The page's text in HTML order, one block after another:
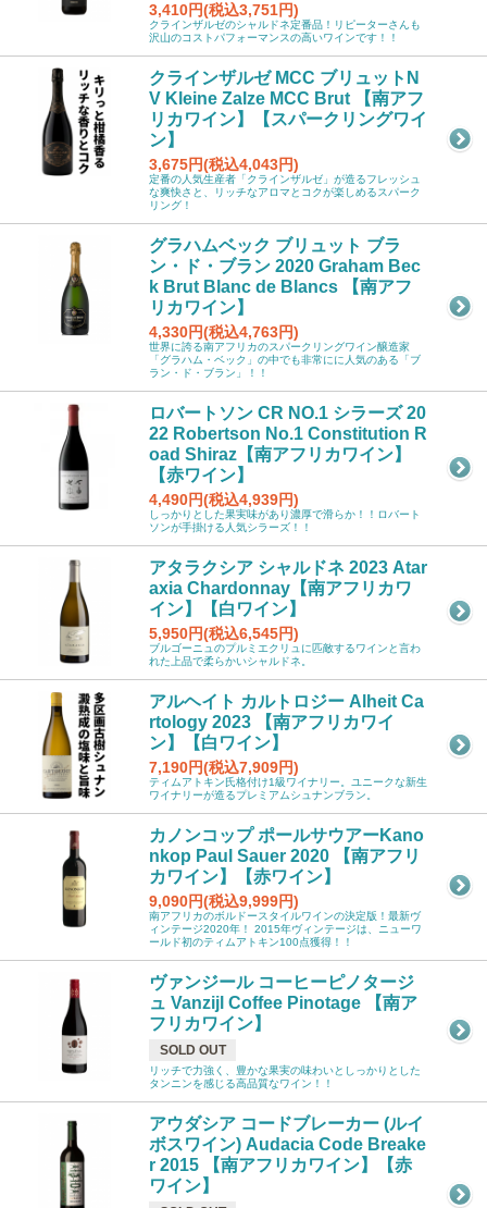
3,410円(税込3,751円)
クラインザルゼのシャルドネ定番品！リピーターさんも
沢山のコストパフォーマンスの高いワインです！！
クラインザルゼ MCC ブリュットN
V Kleine Zalze MCC Brut 【南アフ
リカワイン】【スパークリングワイ
ン】
3,675円(税込4,043円)
定番の人気生産者「クラインザルゼ」が造るフレッシュ
な爽快さと、リッチなアロマとコクが楽しめるスパーク
リング！
グラハムベック ブリュット ブラ
ン・ド・ブラン 2020 Graham Bec
k Brut Blanc de Blancs 【南アフ
リカワイン】
4,330円(税込4,763円)
世界に誇る南アフリカのスパークリングワイン醸造家
「グラハム・ベック」の中でも非常にに人気のある「ブ
ラン・ド・ブラン」！！
ロバートソン CR NO.1 シラーズ 20
22 Robertson No.1 Constitution R
oad Shiraz【南アフリカワイン】
【赤ワイン】
4,490円(税込4,939円)
しっかりとした果実味があり濃厚で滑らか！！ロバート
ソンが手掛ける人気シラーズ！！
アタラクシア シャルドネ 2023 Atar
axia Chardonnay【南アフリカワ
イン】【白ワイン】
5,950円(税込6,545円)
ブルゴーニュのプルミエクリュに匹敵するワインと言わ
れた上品で柔らかいシャルドネ。
アルヘイト カルトロジー Alheit Ca
rtology 2023 【南アフリカワイ
ン】【白ワイン】
7,190円(税込7,909円)
ティムアトキン氏格付け1級ワイナリー。ユニークな新生
ワイナリーが造るプレミアムシュナンブラン。
カノンコップ ポールサウアーKano
nkop Paul Sauer 2020 【南アフリ
カワイン】【赤ワイン】
9,090円(税込9,999円)
南アフリカのボルドースタイルワインの決定版！最新ヴ
ィンテージ2020年！ 2015年ヴィンテージは、ニューワ
ールド初のティムアトキン100点獲得！！
ヴァンジール コーヒーピノタージ
ュ Vanzijl Coffee Pinotage 【南ア
フリカワイン】
SOLD OUT
リッチで力強く、豊かな果実の味わいとしっかりとした
タンニンを感じる高品質なワイン！！
アウダシア コードブレーカー (ルイ
ボスワイン) Audacia Code Breake
r 2015 【南アフリカワイン】【赤
ワイン】